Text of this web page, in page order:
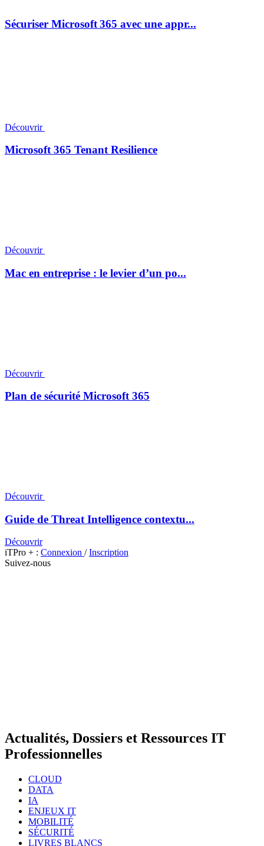
Sécuriser Microsoft 365 avec une appr...
Découvrir
Microsoft 365 Tenant Resilience
Découvrir
Mac en entreprise : le levier d’un po...
Découvrir
Plan de sécurité Microsoft 365
Découvrir
Guide de Threat Intelligence contextu...
Découvrir
iTPro + : Connexion /Inscription
Suivez-nous
Actualités, Dossiers et Ressources IT
Professionnelles
CLOUD
DATA
IA
ENJEUX IT
MOBILITÉ
SÉCURITÉ
LIVRES BLANCS